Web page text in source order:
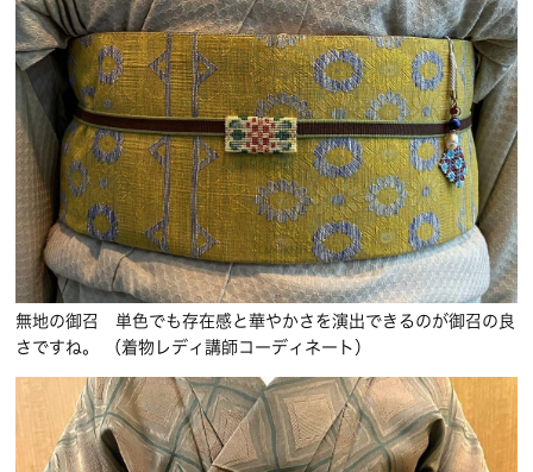
無地の御召 単色でも存在感と華やかさを演出できるのが御召の良
さですね。 （着物レディ講師コーディネート）